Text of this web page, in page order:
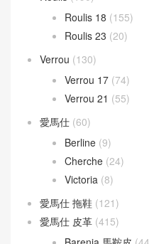
Kelly Pochette
(432)
Mosaique(8)
Picotin Lock (231)
Picotin Lock 18
Picotin Lock 22
Roulis (190)
Roulis 18 (155)
Roulis 23 (20)
Verrou(130)
Verrou 17(74)
Verrou 21 (55)
愛馬仕(60)